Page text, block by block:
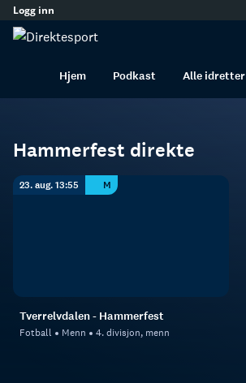
innhold
Logg inn
Hjem Podkast Alle idretter
Hammerfest
Hammerfest direkte
23. aug. 13:55 M
Tverrelvdalen - Hammerfest
Fotball Menn 4. divisjon, menn